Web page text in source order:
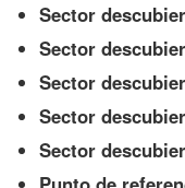
Sector
Sector
Sector
Sector
Sector